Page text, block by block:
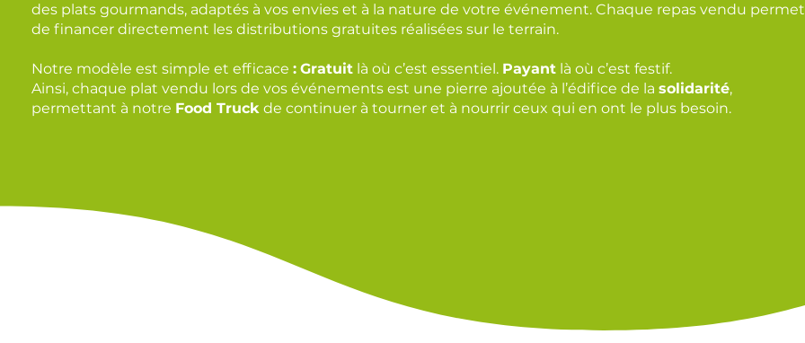
des plats gourmands, adaptés à vos envies et à la nature de votre événement. Chaque repas vendu permet
de financer directement les distributions gratuites réalisées sur le terrain.
Notre modèle est simple et efficace : Gratuit là où c’est essentiel. Payant là où c’est festif.
Ainsi, chaque plat vendu lors de vos événements est une pierre ajoutée à l’édifice de la solidarité,
permettant à notre Food Truck de continuer à tourner et à nourrir ceux qui en ont le plus besoin.​